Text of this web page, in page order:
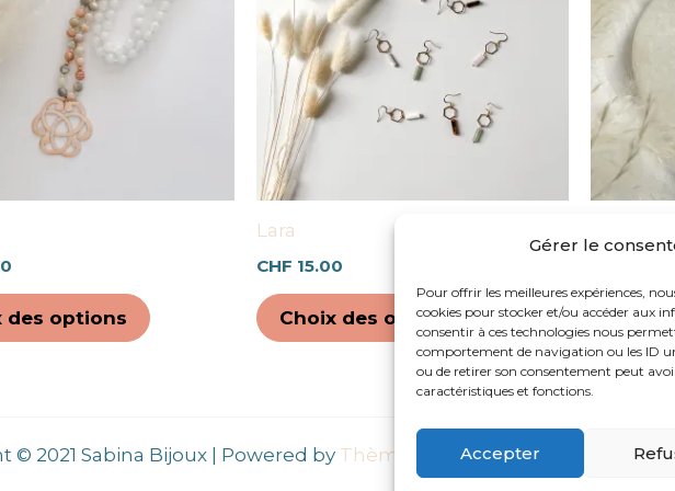
Gérer le
Pour offrir les meilleures expériences,
cookies pour stocker et/ou accéder aux
consentir à ces technologies nous
comportement de navigation ou les ID
ou de retirer son consentement peut
caractéristiques et fonctions.
Accepter
des options
variations.
Lara
CHF 15.00
Choix des options
Les
peuvent
du
produit
© 2021 Sabina Bijoux | Powered by Thème WordPress Astra